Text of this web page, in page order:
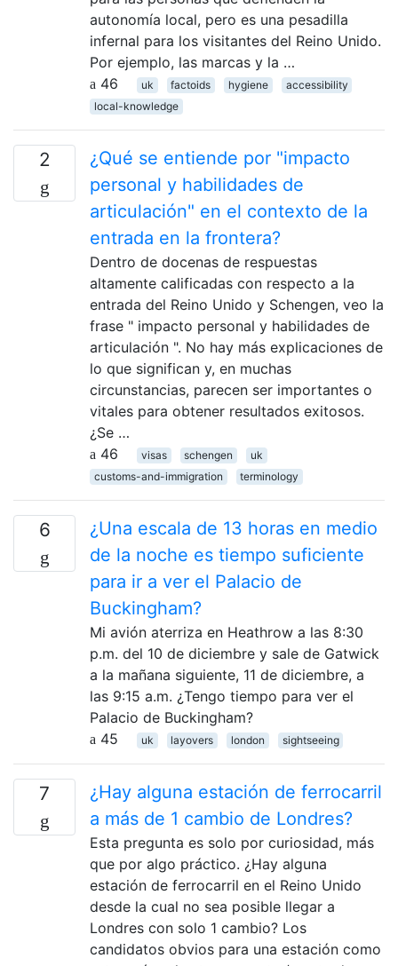
autonomía local, pero es una pesadilla
infernal para los visitantes del Reino Unido.
Por ejemplo, las marcas y la …
46
uk factoids hygiene
accessibility
local-knowledge
2
¿Qué se entiende por "impacto
personal y habilidades de
articulación" en el contexto de la
entrada en la frontera?
Dentro de docenas de respuestas
altamente calificadas con respecto a la
entrada del Reino Unido y Schengen, veo la
frase " impacto personal y habilidades de
articulación ". No hay más explicaciones de
lo que significan y, en muchas
circunstancias, parecen ser importantes o
vitales para obtener resultados exitosos.
¿Se …
46
visas schengen
uk
customs-and-immigration
terminology
6
¿Una escala de 13 horas en medio
de la noche es tiempo suficiente
para ir a ver el Palacio de
Buckingham?
Mi avión aterriza en Heathrow a las 8:30
p.m. del 10 de diciembre y sale de Gatwick
a la mañana siguiente, 11 de diciembre, a
las 9:15 a.m. ¿Tengo tiempo para ver el
Palacio de Buckingham?
45
uk layovers london sightseeing
7
¿Hay alguna estación de ferrocarril
a más de 1 cambio de Londres?
Esta pregunta es solo por curiosidad, más
que por algo práctico. ¿Hay alguna
estación de ferrocarril en el Reino Unido
desde la cual no sea posible llegar a
Londres con solo 1 cambio? Los
candidatos obvios para una estación como